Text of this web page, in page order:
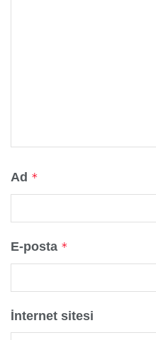
Ad *
E-posta *
İnternet sitesi